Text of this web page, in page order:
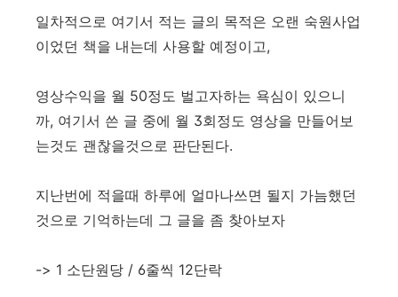
일차적으로 여기서 적는 글의 목적은 오랜 숙원사업
이었던 책을 내는데 사용할 예정이고,
영상수익을 월 50정도 벌고자하는 욕심이 있으니
까, 여기서 쓴 글 중에 월 3회정도 영상을 만들어보
는것도 괜찮을것으로 판단된다.
지난번에 적을때 하루에 얼마나쓰면 될지 가늠했던
것으로 기억하는데 그 글을 좀 찾아보자
-> 1 소단원당 / 6줄씩 12단락